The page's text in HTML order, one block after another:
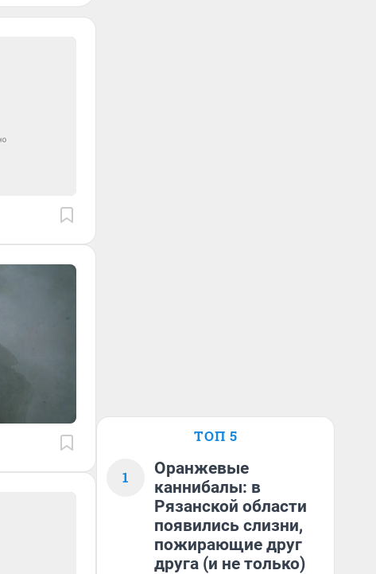
ТОП 5
1
Оранжевые
каннибалы: в
Рязанской области
появились слизни,
пожирающие друг
друга (и не только)